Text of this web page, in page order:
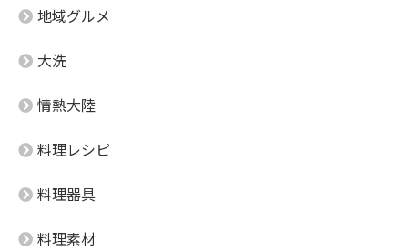
地域グルメ
大洗
情熱大陸
料理レシピ
料理器具
料理素材